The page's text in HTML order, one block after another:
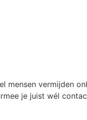
mensen vermijden
je juist wél